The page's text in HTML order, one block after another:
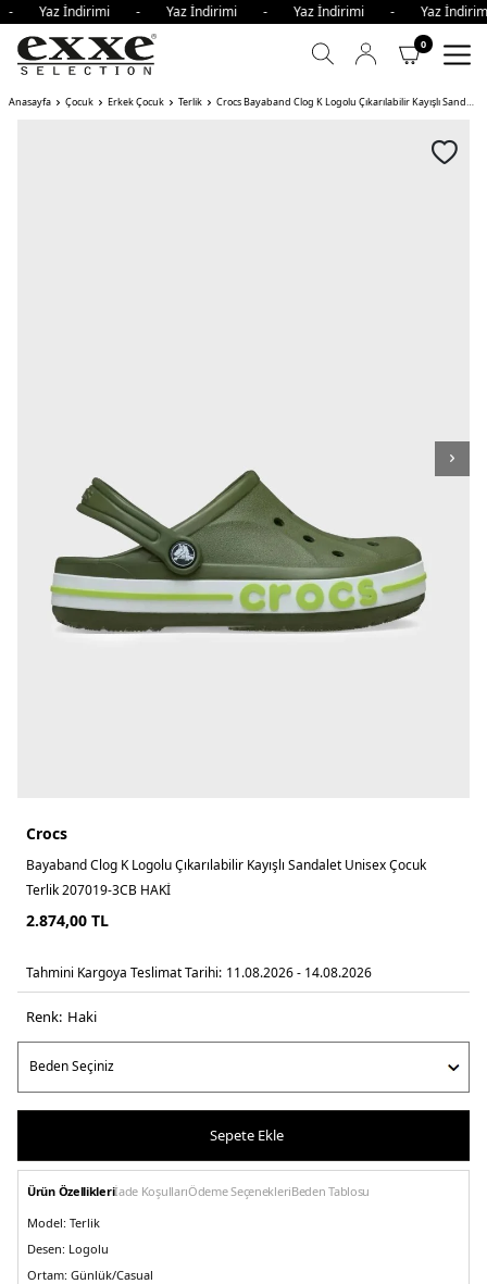
- Yaz İndirimi - Yaz İndirimi - Yaz İndirimi - Yaz
0
Anasayfa Çocuk Erkek Çocuk Terlik Crocs Bayaband Clog K Logolu Çıkarılabilir Kayışlı Sandalet Unisex Çocuk Terlik HAKİ
Crocs
Bayaband Clog K Logolu Çıkarılabilir Kayışlı Sandalet Unisex Çocuk
Terlik 207019-3CB HAKİ
2.874,00 TL
Tahmini Kargoya Teslimat Tarihi: 11.08.2026 - 14.08.2026
Renk: haki̇
Sepete Ekle
Ürün Özellikleriİade KoşullarıÖdeme SeçenekleriBeden Tablosu
Model: Terlik
Desen: Logolu
Ortam: Günlük/Casual